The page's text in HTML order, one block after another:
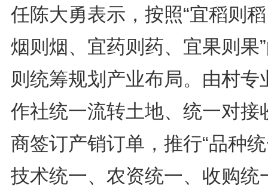
任陈大勇表示，按照“宜稻则
烟则烟、宜药则药、宜果则果
则统筹规划产业布局。由村专
作社统一流转土地、统一对接
商签订产销订单，推行“品种
技术统一、农资统一、收购统